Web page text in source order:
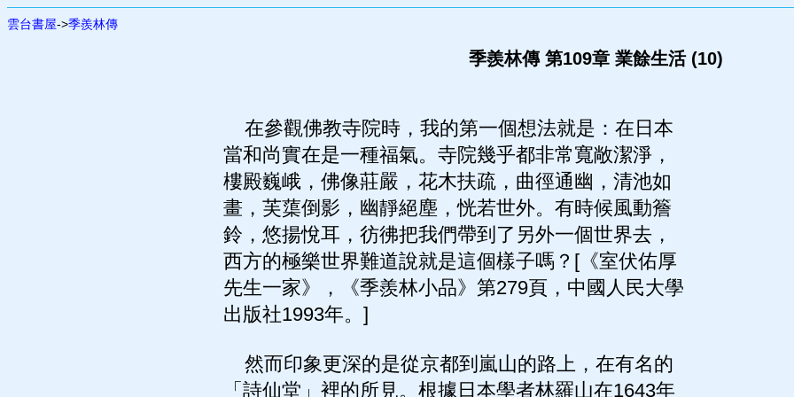
雲台書屋->季羨林傳
季羨林傳 第109章 業餘生活 (10)
在參觀佛教寺院時，我的第一個想法就是：在日本
當和尚實在是一種福氣。寺院幾乎都非常寬敞潔淨，
樓殿巍峨，佛像莊嚴，花木扶疏，曲徑通幽，清池如
畫，芙蕖倒影，幽靜絕塵，恍若世外。有時候風動簷
鈴，悠揚悅耳，彷彿把我們帶到了另外一個世界去，
西方的極樂世界難道說就是這個樣子嗎？[《室伏佑厚
先生一家》，《季羨林小品》第279頁，中國人民大學
出版社1993年。]
然而印象更深的是從京都到嵐山的路上，在有名的
「詩仙堂」裡的所見。根據日本學者林羅山在1643年